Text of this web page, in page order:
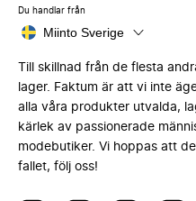
Du handlar från
Miinto Sverige
Till skillnad från de flesta
lager. Faktum är att vi inte
alla våra produkter utvalda,
kärlek av passionerade
modebutiker. Vi hoppas att
fallet, följ oss!